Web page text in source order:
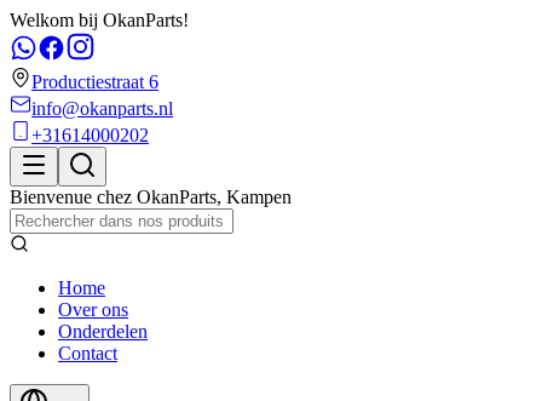
Welkom bij OkanParts!
Productiestraat 6
info@okanparts.nl
+31614000202
Bienvenue chez OkanParts, Kampen
Home
Over ons
Onderdelen
Contact